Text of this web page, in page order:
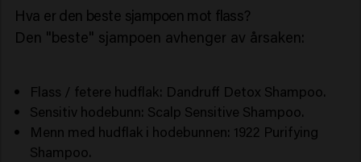
Hva er den beste sjampoen mot flass?
Den "beste" sjampoen avhenger av årsaken:
Flass / fetere hudflak: Dandruff Detox Shampoo.
Sensitiv hodebunn: Scalp Sensitive Shampoo.
Menn med hudflak i hodebunnen: 1922 Purifying
Shampoo.